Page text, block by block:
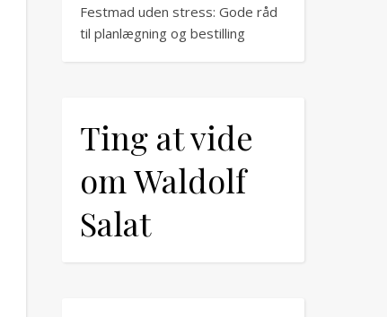
Festmad uden stress: Gode råd
til planlægning og bestilling
Ting at vide
om Waldolf
Salat